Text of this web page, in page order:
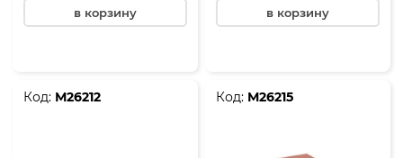
в корзину в корзину
Код: М26212 Код: М26215